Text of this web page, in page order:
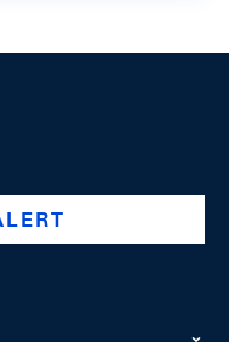
swiss-national-
@swissnationalbank